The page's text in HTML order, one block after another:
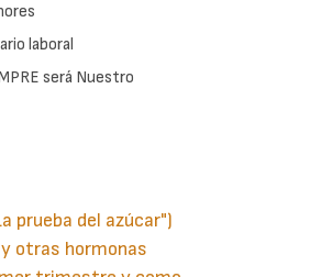
laboral
será Nuestro
prueba del azúcar")
otras hormonas